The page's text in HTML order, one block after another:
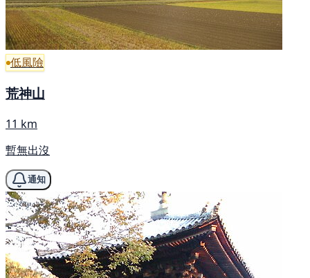
低風險
荒神山
11 km
暫無出沒
通知